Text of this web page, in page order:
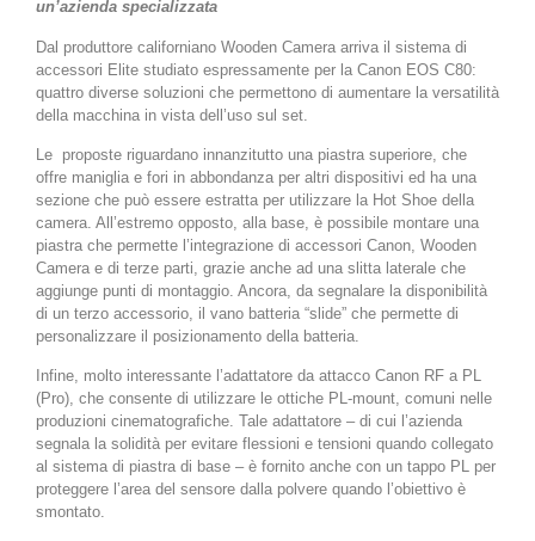
un’azienda specializzata
Dal produttore californiano Wooden Camera arriva il sistema di
accessori Elite studiato espressamente per la Canon EOS C80:
quattro diverse soluzioni che permettono di aumentare la versatilità
della macchina in vista dell’uso sul set.
Le proposte riguardano innanzitutto una piastra superiore, che
offre maniglia e fori in abbondanza per altri dispositivi ed ha una
sezione che può essere estratta per utilizzare la Hot Shoe della
camera. All’estremo opposto, alla base, è possibile montare una
piastra che permette l’integrazione di accessori Canon, Wooden
Camera e di terze parti, grazie anche ad una slitta laterale che
aggiunge punti di montaggio. Ancora, da segnalare la disponibilità
di un terzo accessorio, il vano batteria “slide” che permette di
personalizzare il posizionamento della batteria.
Infine, molto interessante l’adattatore da attacco Canon RF a PL
(Pro), che consente di utilizzare le ottiche PL-mount, comuni nelle
produzioni cinematografiche. Tale adattatore – di cui l’azienda
segnala la solidità per evitare flessioni e tensioni quando collegato
al sistema di piastra di base – è fornito anche con un tappo PL per
proteggere l’area del sensore dalla polvere quando l’obiettivo è
smontato.